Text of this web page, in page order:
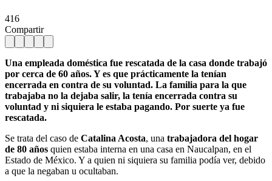
416
Compartir
Una empleada doméstica fue rescatada de la casa donde trabajó
por cerca de 60 años. Y es que prácticamente la tenían
encerrada en contra de su voluntad. La familia para la que
trabajaba no la dejaba salir, la tenía encerrada contra su
voluntad y ni siquiera le estaba pagando. Por suerte ya fue
rescatada.
Se trata del caso de Catalina Acosta, una trabajadora del hogar
de 80 años quien estaba interna en una casa en Naucalpan, en el
Estado de México. Y a quien ni siquiera su familia podía ver, debido
a que la negaban u ocultaban.